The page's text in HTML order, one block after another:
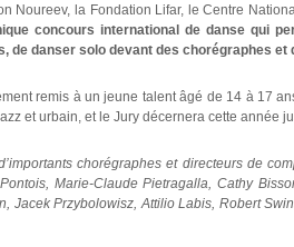
Noureev, la Fondation Lifar, le Centre
concours international de danse qui
de danser solo devant des chorégraphes
remis à un jeune talent âgé de 14 à 17
et urbain, et le Jury décernera cette année
chorégraphes et directeurs de
Marie-Claude Pietragalla, Cathy
Jacek Przybolowisz, Attilio Labis, Robert